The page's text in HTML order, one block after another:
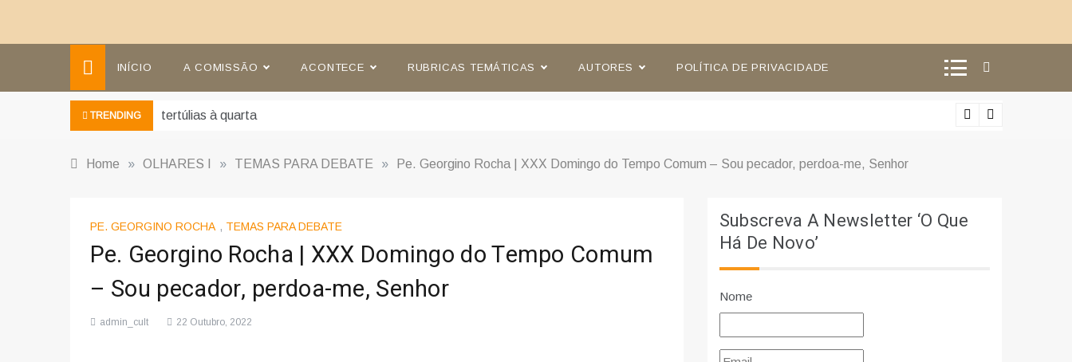
INÍCIO A COMISSÃO ACONTECE RUBRICAS TEMÁTICAS AUTORES POLÍTICA DE PRIVACIDADE
TRENDING tertúlias à quarta
Home » OLHARES I » TEMAS PARA DEBATE » Pe. Georgino Rocha | XXX Domingo do Tempo Comum – Sou pecador, perdoa-me, Senhor
PE. GEORGINO ROCHA , TEMAS PARA DEBATE
Pe. Georgino Rocha | XXX Domingo do Tempo Comum
– Sou pecador, perdoa-me, Senhor
admin_cult 22 Outubro, 2022
Subscreva A Newsletter ‘O Que
Há De Novo’
Nome